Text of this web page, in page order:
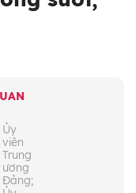
Ủy
viên
Trung
ương
Đảng;